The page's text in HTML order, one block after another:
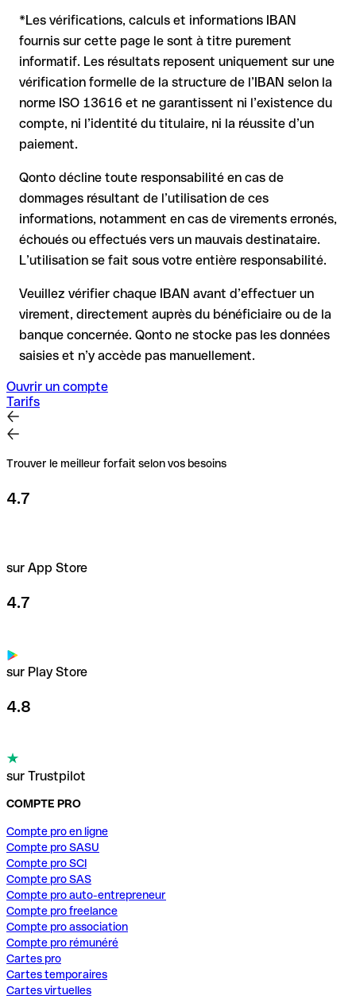
Renseignez-vous à l'avance auprès de Swedbank As sur les
conditions en vigueur.
compte ne peut être vérifiée que par Swedbank As elle-même
ou par un virement test.
Dans ce cas :
la banque réceptrice doit coopérer au retour des fonds
votre banque peut initier une procédure de rappel sur
demande
le remboursement n’est pas garanti, surtout si les fonds ont
déjà été retirés
pour les virements hors SEPA, la récupération est plus
complexe et peut entraîner des frais
Recommandation: vérifiez systématiquement chaque IBAN
avant un virement (via un outil de vérification) et confirmez-le
directement auprès du bénéficiaire en cas de doute. Cette
précaution est essentielle, en particulier pour des montants
élevés ou de nouvelles relations commerciales.
*Les vérifications, calculs et informations IBAN
fournis sur cette page le sont à titre purement
informatif. Les résultats reposent uniquement sur une
vérification formelle de la structure de l’IBAN selon la
norme ISO 13616 et ne garantissent ni l’existence du
compte, ni l’identité du titulaire, ni la réussite d’un
paiement.
Qonto décline toute responsabilité en cas de
dommages résultant de l’utilisation de ces
informations, notamment en cas de virements erronés,
échoués ou effectués vers un mauvais destinataire.
L’utilisation se fait sous votre entière responsabilité.
Veuillez vérifier chaque IBAN avant d’effectuer un
virement, directement auprès du bénéficiaire ou de la
banque concernée. Qonto ne stocke pas les données
saisies et n’y accède pas manuellement.
Ouvrir un compte
Tarifs
Trouver le meilleur forfait selon vos besoins
4.7
sur App Store
4.7
sur Play Store
4.8
sur Trustpilot
COMPTE PRO
Compte pro en ligne
Compte pro SASU
Compte pro SCI
Compte pro SAS
Compte pro auto-entrepreneur
Compte pro freelance
Compte pro association
Compte pro rémunéré
Cartes pro
Cartes temporaires
Cartes virtuelles